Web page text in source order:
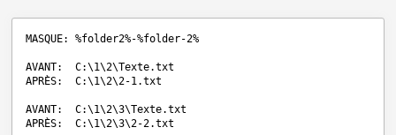
MASQUE: %folder2%-%folder-2%
AVANT:  C:\1\2\Texte.txt
APRÈS:  C:\1\2\2-1.txt
AVANT:  C:\1\2\3\Texte.txt
APRÈS:  C:\1\2\3\2-2.txt